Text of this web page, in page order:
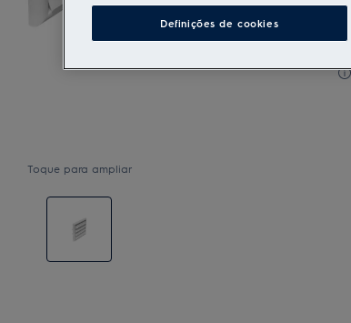
Toque para ampliar
Definições de cookies